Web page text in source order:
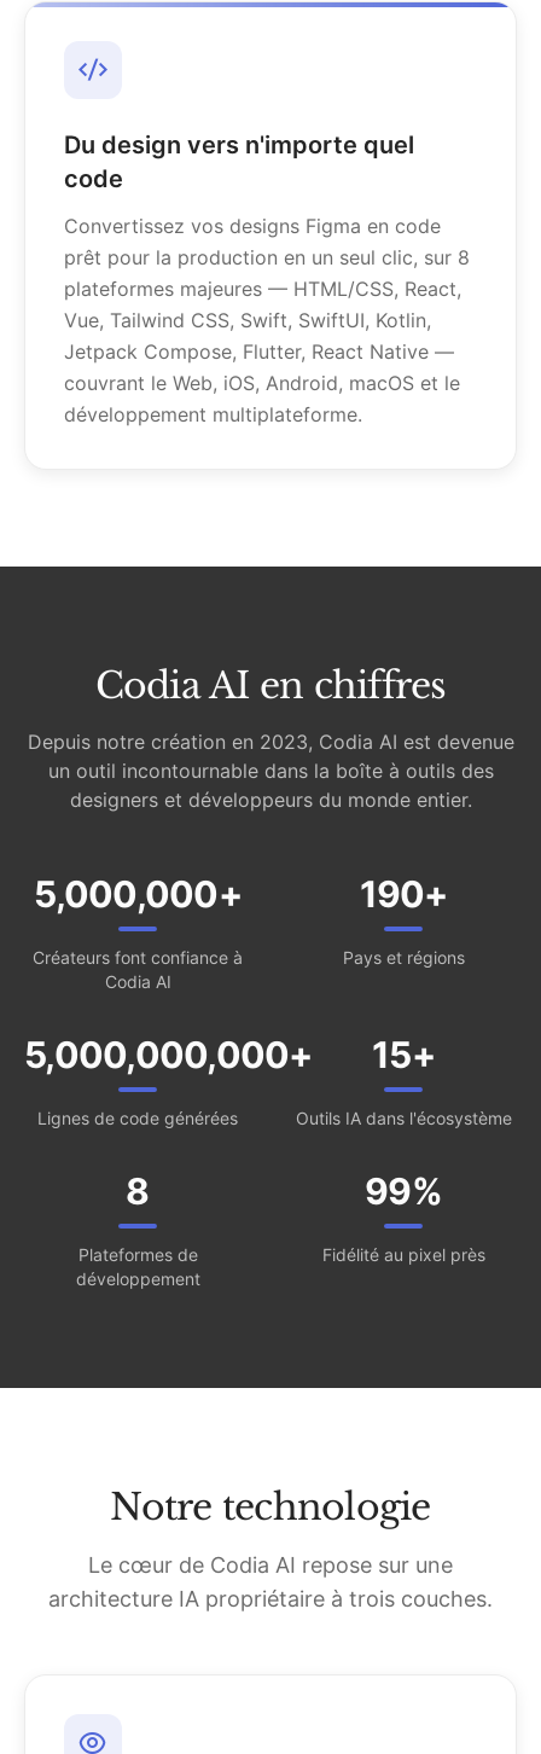
Du design vers n'importe quel
code
Convertissez vos designs Figma en code
prêt pour la production en un seul clic, sur 8
plateformes majeures — HTML/CSS, React,
Vue, Tailwind CSS, Swift, SwiftUI, Kotlin,
Jetpack Compose, Flutter, React Native —
couvrant le Web, iOS, Android, macOS et le
développement multiplateforme.
Codia AI en chiffres
Depuis notre création en 2023, Codia AI est devenue
un outil incontournable dans la boîte à outils des
designers et développeurs du monde entier.
5,000,000+
Créateurs font confiance à
Codia AI
190+
Pays et régions
5,000,000,000+
Lignes de code générées
15+
Outils IA dans l'écosystème
8
Plateformes de
développement
99%
Fidélité au pixel près
Notre technologie
Le cœur de Codia AI repose sur une
architecture IA propriétaire à trois couches.